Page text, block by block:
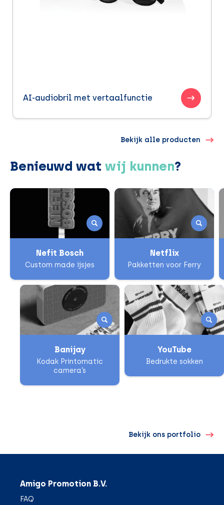
AI-audiobril met vertaalfunctie
Bekijk alle producten
Benieuwd wat wij kunnen?
Nefit Bosch
Custom made ijsjes
Banijay
Kodak Printomatic
camera’s
Netflix
Pakketten voor Ferry
YouTube
Bedrukte sokken
Bekijk ons portfolio
Amigo Promotion B.V.
FAQ